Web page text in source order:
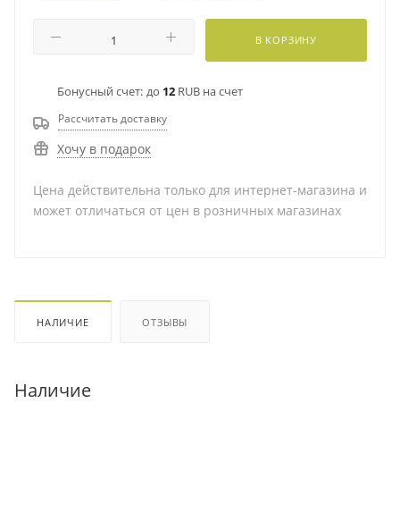
В КОРЗИНУ
Бонусный счет: до 12 RUB на счет
Рассчитать доставку
Хочу в подарок
Цена действительна только для интернет-магазина и
может отличаться от цен в розничных магазинах
НАЛИЧИЕ ОТЗЫВЫ
Наличие